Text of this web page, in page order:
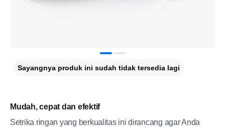
Mudah, cepat dan efektif
Setrika ringan yang berkualitas ini dirancang agar Anda
Sayangnya produk ini sudah tidak tersedia lagi